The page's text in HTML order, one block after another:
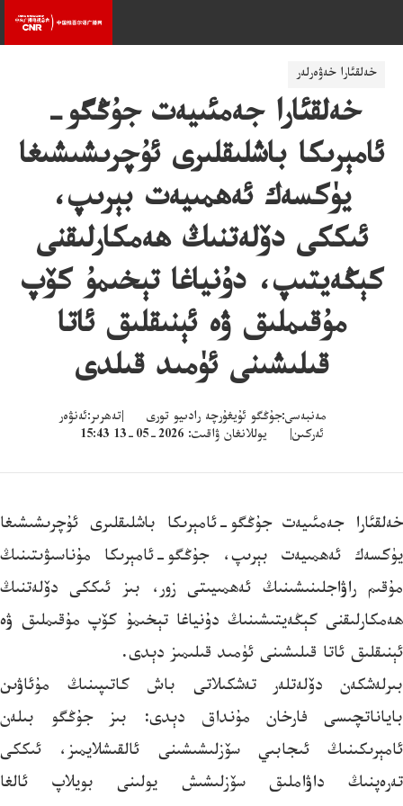
خەلقئارا خەۋەرلەر
خەلقئارا جەمئىيەت جۇڭگو-
ئامېرىكا باشلىقلىرى ئۇچرىشىشىغا
يۈكسەك ئەھمىيەت بېرىپ،
ئىككى دۆلەتنىڭ ھەمكارلىقنى
كېڭەيتىپ، دۇنياغا تېخىمۇ كۆپ
مۇقىملىق ۋە ئېنىقلىق ئاتا
قىلىشىنى ئۈمىد قىلدى
مەنبەسى:جۇڭگو ئۇيغۇرچە رادىيو تورى |تەھرىر:ئەنۋەر
ئەركىن| يوللانغان ۋاقىت: 2026-05-13 15:43
خەلقئارا جەمئىيەت جۇڭگو-ئامېرىكا باشلىقلىرى ئۇچرىشىشىغا
يۈكسەك ئەھمىيەت بېرىپ، جۇڭگو-ئامېرىكا مۇناسىۋىتىنىڭ
مۇقىم راۋاجلىنىشىنىڭ ئەھمىيىتى زور، بىز ئىككى دۆلەتنىڭ
ھەمكارلىقنى كېڭەيتىشىنىڭ دۇنياغا تېخىمۇ كۆپ مۇقىملىق ۋە
ئېنىقلىق ئاتا قىلىشىنى ئۈمىد قىلىمىز دېدى.
بىرلەشكەن دۆلەتلەر تەشكىلاتى باش كاتىپىنىڭ مۇئاۋىن
باياناتچىسى فارخان مۇنداق دېدى: بىز جۇڭگو بىلەن
ئامېرىكىنىڭ ئىجابىي سۆزلىشىشىنى ئالقىشلايمىز، ئىككى
تەرەپنىڭ داۋاملىق سۆزلىشىش يولىنى بويلاپ ئالغا